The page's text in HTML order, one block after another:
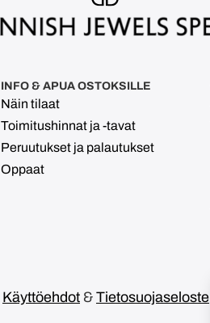
INFO & APUA OSTOKSILLE
Näin tilaat
Toimitushinnat ja -tavat
Peruutukset ja palautukset
Oppaat
Käyttöehdot & Tietosuojaseloste